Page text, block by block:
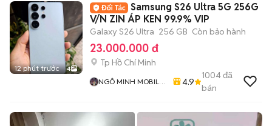
12 phút trước 4
Samsung S26 Ultra 5G 256G
V/N ZIN ÁP KEN 99.9% VIP
Galaxy S26 Ultra 256 GB Còn bảo hành
23.000.000 đ
Tp Hồ Chí Minh
NGÔ MINH MOBILE
4.9
1004đã
bán